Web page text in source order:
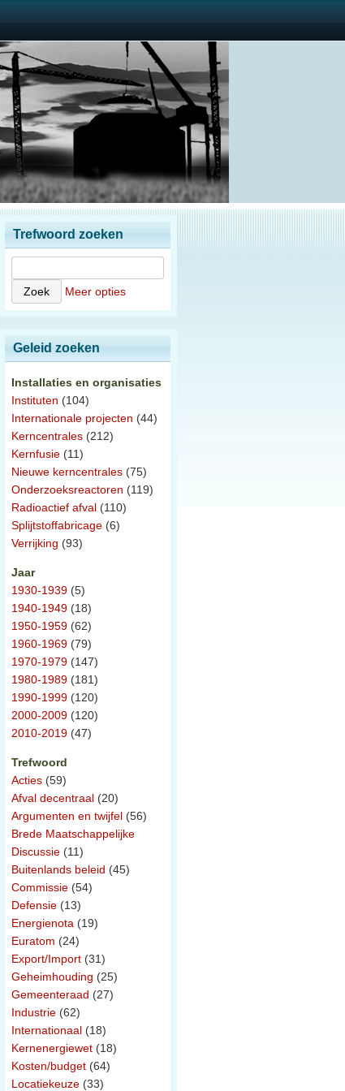
Trefwoord zoeken
Meer opties
Geleid zoeken
Installaties en organisaties
Instituten (104)
Internationale projecten (44)
Kerncentrales (212)
Kernfusie (11)
Nieuwe kerncentrales (75)
Onderzoeksreactoren (119)
Radioactief afval (110)
Splijtstoffabricage (6)
Verrijking (93)
Jaar
1930-1939 (5)
1940-1949 (18)
1950-1959 (62)
1960-1969 (79)
1970-1979 (147)
1980-1989 (181)
1990-1999 (120)
2000-2009 (120)
2010-2019 (47)
Trefwoord
Acties (59)
Afval decentraal (20)
Argumenten en twijfel (56)
Brede Maatschappelijke
Discussie (11)
Buitenlands beleid (45)
Commissie (54)
Defensie (13)
Energienota (19)
Euratom (24)
Export/Import (31)
Geheimhouding (25)
Gemeenteraad (27)
Industrie (62)
Internationaal (18)
Kernenergiewet (18)
Kosten/budget (64)
Locatiekeuze (33)